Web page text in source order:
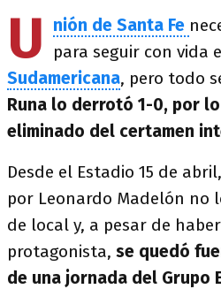
U nión de Santa Fe
para seguir con vida
Sudamericana, pero todo
Runa lo derrotó 1-0, por
eliminado del certamen
Desde el Estadio 15 de
por Leonardo Madelón no
de local y, a pesar de
protagonista, se quedó
de una jornada del Grupo